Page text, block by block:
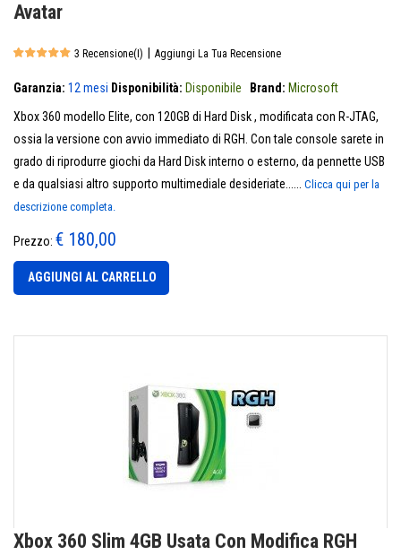
Avatar
3 Recensione(i) Aggiungi La Tua Recensione
Garanzia: 12 mesi Disponibilità: Disponibile Brand: Microsoft
Xbox 360 modello Elite, con 120GB di Hard Disk , modificata con R-JTAG,
ossia la versione con avvio immediato di RGH. Con tale console sarete in
grado di riprodurre giochi da Hard Disk interno o esterno, da pennette USB
e da qualsiasi altro supporto multimediale desideriate...... Clicca qui per la
descrizione completa.
Prezzo: € 180,00
AGGIUNGI AL CARRELLO
Xbox 360 Slim 4GB Usata Con Modifica RGH